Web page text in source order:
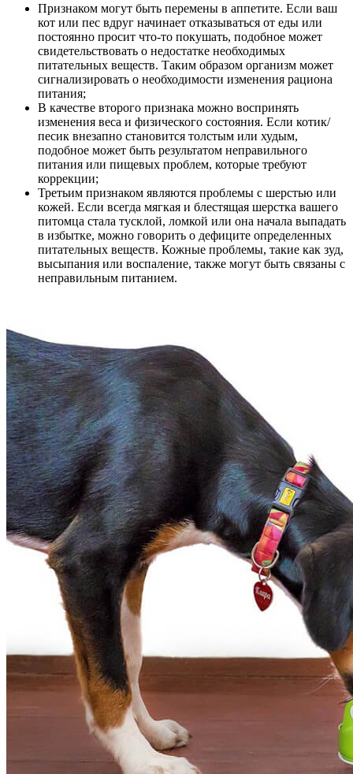
Признаком могут быть перемены в аппетите. Если ваш
кот или пес вдруг начинает отказываться от еды или
постоянно просит что-то покушать, подобное может
свидетельствовать о недостатке необходимых
питательных веществ. Таким образом организм может
сигнализировать о необходимости изменения рациона
питания;
В качестве второго признака можно воспринять
изменения веса и физического состояния. Если котик/
песик внезапно становится толстым или худым,
подобное может быть результатом неправильного
питания или пищевых проблем, которые требуют
коррекции;
Третьим признаком являются проблемы с шерстью или
кожей. Если всегда мягкая и блестящая шерстка вашего
питомца стала тусклой, ломкой или она начала выпадать
в избытке, можно говорить о дефиците определенных
питательных веществ. Кожные проблемы, такие как зуд,
высыпания или воспаление, также могут быть связаны с
неправильным питанием.